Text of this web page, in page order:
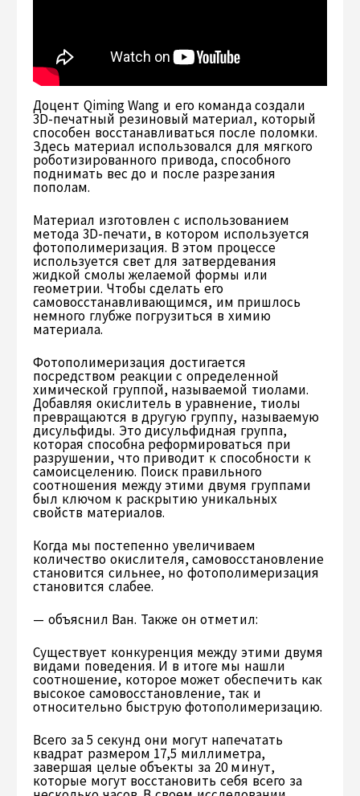
Доцент Qiming Wang и его команда создали
3D-печатный резиновый материал, который
способен восстанавливаться после поломки.
Здесь материал использовался для мягкого
роботизированного привода, способного
поднимать вес до и после разрезания
пополам.
Материал изготовлен с использованием
метода 3D-печати, в котором используется
фотополимеризация. В этом процессе
используется свет для затвердевания
жидкой смолы желаемой формы или
геометрии. Чтобы сделать его
самовосстанавливающимся, им пришлось
немного глубже погрузиться в химию
материала.
Фотополимеризация достигается
посредством реакции с определенной
химической группой, называемой тиолами.
Добавляя окислитель в уравнение, тиолы
превращаются в другую группу, называемую
дисульфиды. Это дисульфидная группа,
которая способна реформироваться при
разрушении, что приводит к способности к
самоисцелению. Поиск правильного
соотношения между этими двумя группами
был ключом к раскрытию уникальных
свойств материалов.
Когда мы постепенно увеличиваем
количество окислителя, самовосстановление
становится сильнее, но фотополимеризация
становится слабее.
— объяснил Ван. Также он отметил:
Существует конкуренция между этими двумя
видами поведения. И в итоге мы нашли
соотношение, которое может обеспечить как
высокое самовосстановление, так и
относительно быструю фотополимеризацию.
Всего за 5 секунд они могут напечатать
квадрат размером 17,5 миллиметра,
завершая целые объекты за 20 минут,
которые могут восстановить себя всего за